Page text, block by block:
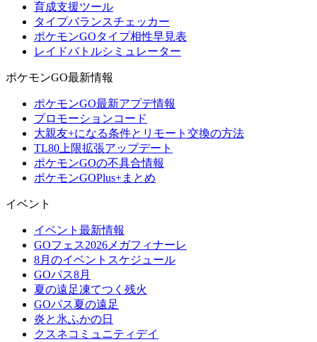
育成支援ツール
タイプバランスチェッカー
ポケモンGOタイプ相性早見表
レイドバトルシミュレーター
ポケモンGO最新情報
ポケモンGO最新アプデ情報
プロモーションコード
大親友+になる条件とリモート交換の方法
TL80上限拡張アップデート
ポケモンGOの不具合情報
ポケモンGOPlus+まとめ
イベント
イベント最新情報
GOフェス2026メガフィナーレ
8月のイベントスケジュール
GOパス8月
夏の遠足凍てつく残火
GOパス夏の遠足
炎と氷ふかの日
クスネコミュニティデイ